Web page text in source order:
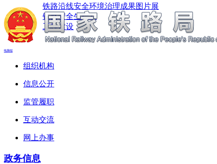
铁路沿线安全环境治理成果图片展
铁路安全生产月
工程建设
电脑端
组织机构
信息公开
监管履职
互动交流
网上办事
政务信息